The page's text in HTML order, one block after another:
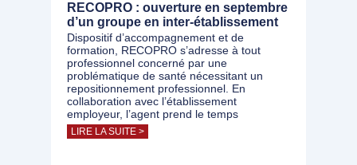
RECOPRO : ouverture en septembre
d’un groupe en inter-établissement
Dispositif d’accompagnement et de
formation, RECOPRO s’adresse à tout
professionnel concerné par une
problématique de santé nécessitant un
repositionnement professionnel. En
collaboration avec l’établissement
employeur, l’agent prend le temps
LIRE LA SUITE >